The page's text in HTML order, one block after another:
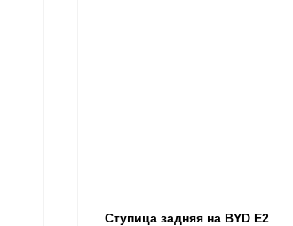
Ступица задняя на BYD E2